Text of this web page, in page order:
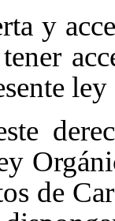
y
de